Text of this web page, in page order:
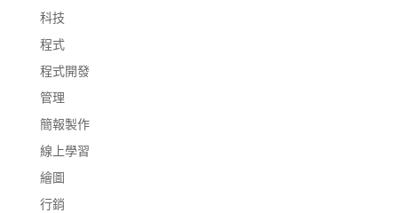
科技
程式
程式開發
管理
簡報製作
線上學習
繪圖
行銷